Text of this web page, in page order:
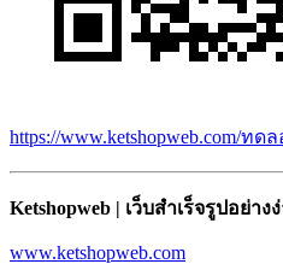
https://www.ketshopweb.com/ทด
Ketshopweb | เว็บสำเร็จรูปอย่า
www.ketshopweb.com